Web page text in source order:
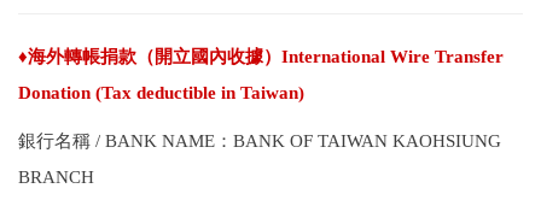
♦海外轉帳捐款（開立國內收據）International Wire Transfer
Donation (Tax deductible in Taiwan)
銀行名稱 / BANK NAME：BANK OF TAIWAN KAOHSIUNG
BRANCH